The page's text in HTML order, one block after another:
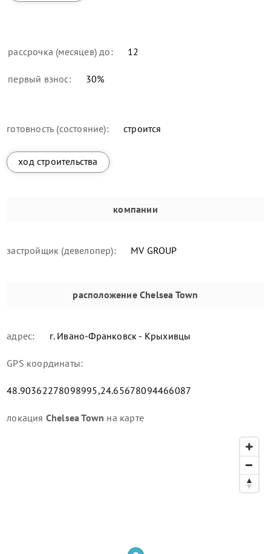
рассрочка (месяцев) до: 12
первый взнос: 30%
готовность (состояние): строится
ход строительства
компании
застройщик (девелопер): MV GROUP
расположениеChelsea Town
адрес: г. Ивано-Франковск - Крыхивцы
GPS координаты:
48.90362278098995,24.65678094466087
локация Chelsea Town на карте